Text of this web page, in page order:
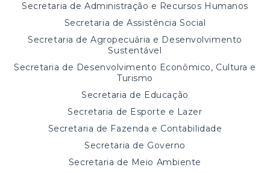
Secretaria de Administração e Recursos Humanos
Secretaria de Assistência Social
Secretaria de Agropecuária e Desenvolvimento
Sustentável
Secretaria de Desenvolvimento Econômico, Cultura e
Turismo
Secretaria de Educação
Secretaria de Esporte e Lazer
Secretaria de Fazenda e Contabilidade
Secretaria de Governo
Secretaria de Meio Ambiente